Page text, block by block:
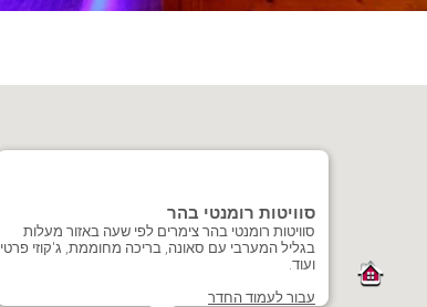
סוויטות רומנטי בהר
סוויטות רומנטי בהר צימרים לפי שעה באזור מעלות
בגליל המערבי עם סאונה, בריכה מחוממת, ג'קוזי פרטי
ועוד.
עבור לעמוד החדר